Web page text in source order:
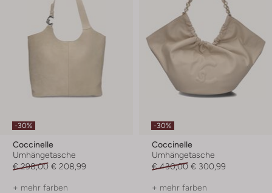
-30%
Coccinelle
Umhängetasche
€ 298,00 € 208,99
+ mehr farben
-30%
Coccinelle
Umhängetasche
€ 430,00 € 300,99
+ mehr farben